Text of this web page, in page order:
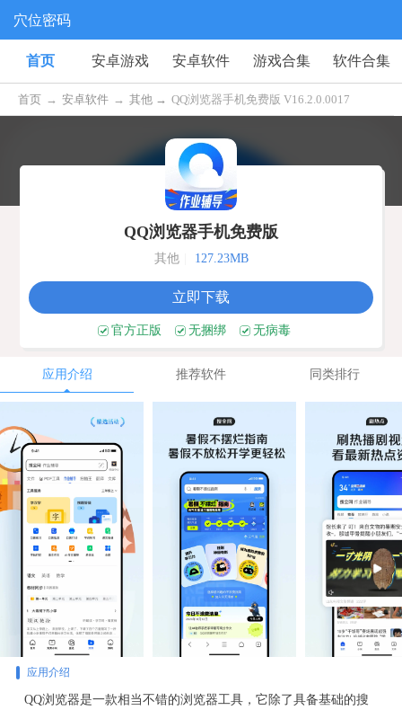
穴位密码
首页 安卓游戏 安卓软件 游戏合集 软件合集
首页 → 安卓软件 → 其他 → QQ浏览器手机免费版 V16.2.0.0017
QQ浏览器手机免费版
其他 127.23MB
立即下载
官方正版 无捆绑 无病毒
应用介绍 推荐软件 同类排行
应用介绍
QQ浏览器是一款相当不错的浏览器工具，它除了具备基础的搜